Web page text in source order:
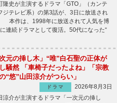
史が主演するドラマ「GTO」（カンテ
ジテレビ系）の第3話が、3日に放送され
本作は、1998年に放送されて人気を博
連続ドラマとして復活。50代になった“
次元の挿し木」“唯”白石聖の正体が
騒然 「車椅子だったよね」「宗教
“悠”山田涼介がつらい」
ドラマ
2026年8月3日
介が主演するドラマ「一次元の挿し